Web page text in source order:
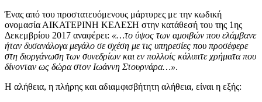
Ένας από του προστατευόμενους μάρτυρες με την κωδική
ονομασία ΑΙΚΑΤΕΡΙΝΗ ΚΕΛΕΣΗ στην κατάθεσή του της 1ης
Δεκεμβρίου 2017 αναφέρει: «…το ύψος των αμοιβών που ελάμβανε
ήταν δυσανάλογα μεγάλο σε σχέση με τις υπηρεσίες που προσέφερε
στη διοργάνωση των συνεδρίων και εν πολλοίς κάλυπτε χρήματα που
δίνονταν ως δώρα στον Ιωάννη Στουρνάρα…».
Η αλήθεια, η πλήρης και αδιαμφισβήτητη αλήθεια, είναι η εξής: